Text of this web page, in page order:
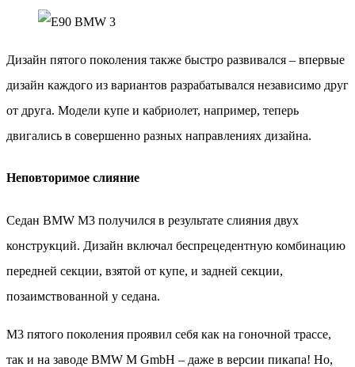
Дизайн пятого поколения также быстро развивался – впервые
дизайн каждого из вариантов разрабатывался независимо друг
от друга. Модели купе и кабриолет, например, теперь
двигались в совершенно разных направлениях дизайна.
Неповторимое слияние
Седан BMW M3 получился в результате слияния двух
конструкций. Дизайн включал беспрецедентную комбинацию
передней секции, взятой от купе, и задней секции,
позаимствованной у седана.
M3 пятого поколения проявил себя как на гоночной трассе,
так и на заводе BMW M GmbH – даже в версии пикапа! Но,